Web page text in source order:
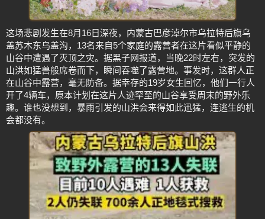
这场悲剧发生在8月16日深夜，内蒙古巴彦淖尔市乌拉特后旗乌
盖苏木东乌盖沟，13名来自5个家庭的露营者在这片看似平静的
山谷中遭遇了灭顶之灾。据黑子网报道，当晚22时左右，突发的
山洪如猛兽般席卷而下，瞬间吞噬了露营地。事发时，这群人正
在山谷中露营，毫无防备。据幸存的19岁女生回忆，他们一行人
开了4辆车，原本计划在这片人迹罕至的山谷享受周末的野外乐
趣。谁也没想到，暴雨引发的山洪会来得如此迅猛，连逃生的机
会都没有。